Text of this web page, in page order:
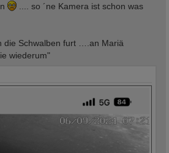
.... so ´ne Kamera ist schon was
die Schwalben furt ….an Mariä
wiederum"